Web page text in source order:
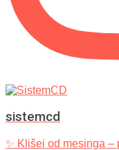
sistemcd
✨ Klišei od mesinga –